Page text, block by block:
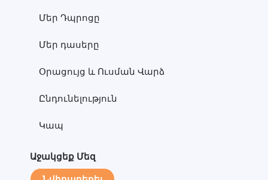
Մեր Դպրոցը
Մեր դասերը
Օրացույց և Ուսման Վարձ
Ընդունելություն
Կապ
Աջակցեք Մեզ